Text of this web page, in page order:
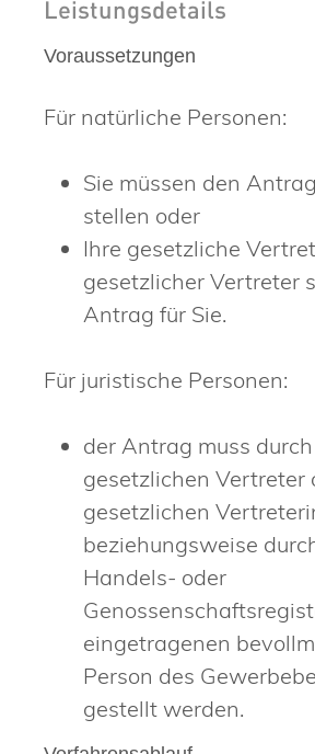
Leistungsdetails
Voraussetzungen
Für natürliche Personen:
Sie müssen den
stellen oder
Ihre gesetzliche
gesetzlicher Vertreter
Antrag für Sie.
Für juristische Personen:
der Antrag muss
gesetzlichen Vertreter
gesetzlichen
beziehungsweise
Handels- oder
eingetragenen
Person des
gestellt werden.